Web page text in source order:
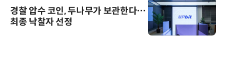
경찰 압수 코인, 두나무가 보관한다…
최종 낙찰자 선정